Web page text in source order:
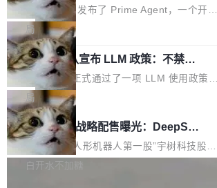
r Day）将在杭州启航。活动面向智能硬件产业
链企业和开发者，邀请行业专家与资深技术顾
问，围绕开源鸿蒙技术能力、设备适配、芯片适
配、功耗与稳定性调优、兼容性测评及统一互联
等内容展开系统讲解和实战交流，帮助企业进一
步了解开源鸿蒙在智能...
opilot coding agent 全部受影响。从检测到完全
恢复，大约 12 小时。 这是 2026 年 8 月的第六
起事故，其中四起与 AI/Copilot 服务相关。 Git
Hub 员工 kdaigle 在 HN 讨论中贴出了一组数
据：2025 年全年 10 亿次 commit。现在，每周
2.75 亿次，全年预计 140 亿次。GitHub...
进的编程 Agent，ARC-AGI 3 超越人类
专家基线
Prime Intellect 发布了 Prime Agent，一个开源
的编程 Agent Harness，核心设计围绕两个抽
象：Recursive Language Model（RLM）和 C
ontinual Harness。在 ARC-AGI 3 基准测试
上，Prime Agent + Opus 5 的组合达到了 95.
5% RHAE Best@1，超过了 ARC 报告的人类专
家基线 95.4%。 不是又一个 coding agent 包装
器 Prime Agent 的架构和市面上大多数 coding
agent 有本质区别。大多数 agent harness 的设
计是基于早期模型的能力—...
局
Rust 项目团队宣布 LLM 政策：不禁
止，但你要承认哪些代码不是你写的
Rust 语言项目正式通过了一项 LLM 使用政策，
覆盖 rust-lang/rust 单一仓库的代码贡献。这不
是项目级别的官方立场，目前由五个团队采纳，
但它可能是主流开源项目中关于 AI 辅助贡献最
细致的一份规则。 政策的核心只有一句话：LLM
可以用来分析、提炼、审阅、建议，但不能用来
局
宇树科技 IPO 战略配售曝光：DeepSe
ek 获配 93.3 万股，锁定 36 个月
8月6日晚间，“人形机器人第一股”宇树科技股份
有限公司披露IPO发行价格及战略配售结果，杭
白开水不加糖